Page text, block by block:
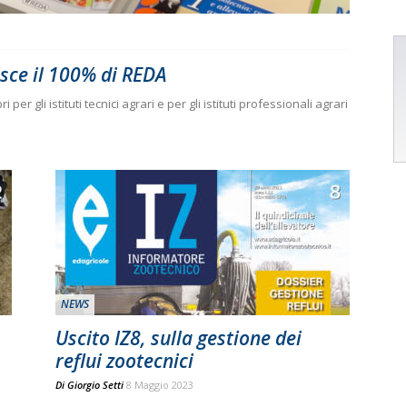
il 100% di REDA
per gli istituti tecnici agrari e per gli istituti professionali agrari
NEWS
Uscito IZ8, sulla gestione dei
reflui zootecnici
Di Giorgio Setti 8 Maggio 2023